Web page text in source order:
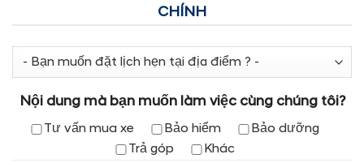
CHÍNH
Nội dung mà bạn muốn làm việc cùng chúng tôi?
Tư vấn mua xe Bảo hiểm
Bảo dưỡng
Trả góp
Khác